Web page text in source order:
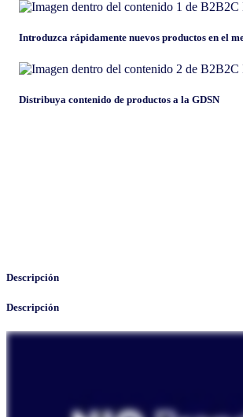
Introduzca rápidamente nuevos productos en el
Distribuya contenido de productos a la GDSN
Descripción
Descripción